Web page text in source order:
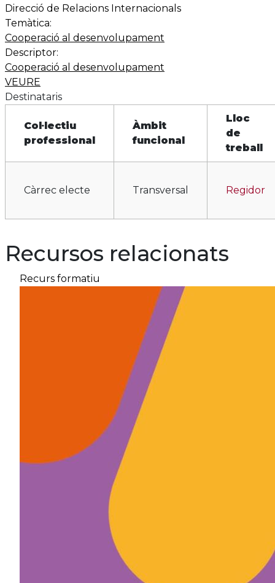
Direcció de Relacions Internacionals
Temàtica:
Cooperació al desenvolupament
Descriptor:
Cooperació al desenvolupament
VEURE
Destinataris
Col·lectiu
professional
Àmbit
funcional
Lloc
de
treball
Càrrec electe Transversal Regidor
Recursos relacionats
Recurs formatiu